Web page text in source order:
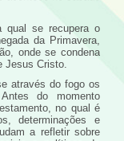
qual se recupera o
da Primavera,
onde se condena
Jesus Cristo.
através do fogo os
do momento
no qual é
determinações e
a refletir sobre